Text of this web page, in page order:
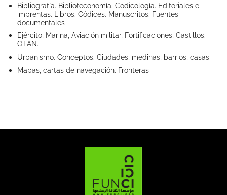
Bibliografía. Biblioteconomía. Codicología. Editoriales e
imprentas. Libros. Códices. Manuscritos. Fuentes
documentales
Ejército, Marina, Aviación militar, Fortificaciones, Castillos.
OTAN.
Urbanismo. Conceptos. Ciudades, medinas, barrios, casas
Mapas, cartas de navegación. Fronteras